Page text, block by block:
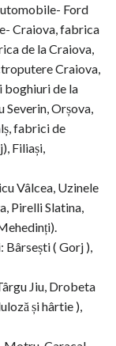
Ford
Craiova, fabrica
de la Craiova,
Craiova,
boghiuri de la
Orșova,
fabrici de
Filiași,
Vâlcea, Uzinele
Pirelli Slatina,
( Gorj ),
Jiu, Drobeta
și hârtie ),